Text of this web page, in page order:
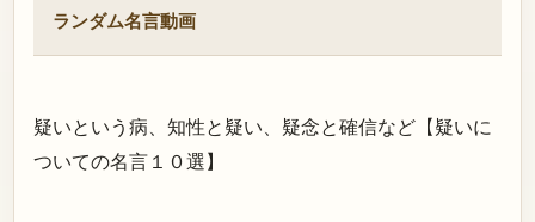
ランダム名言動画
疑いという病、知性と疑い、疑念と確信など【疑いに
ついての名言１０選】